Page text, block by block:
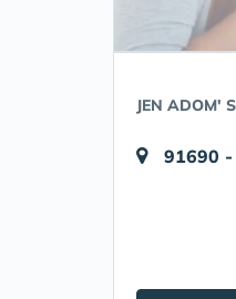
JEN ADOM'
91690 -